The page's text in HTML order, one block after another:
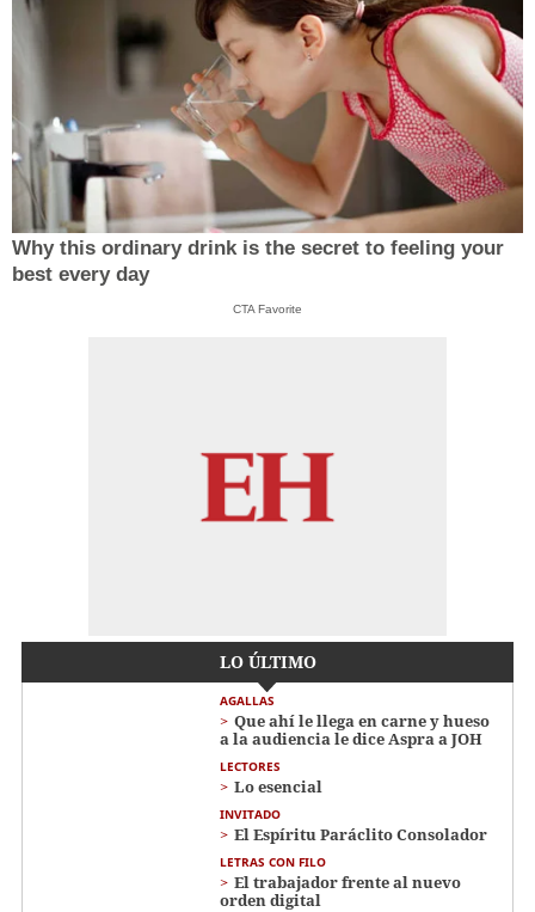
Why this ordinary drink is the secret to feeling your
best every day
CTA Favorite
LO ÚLTIMO
AGALLAS
Que ahí le llega en carne y hueso
a la audiencia le dice Aspra a JOH
LECTORES
Lo esencial
INVITADO
El Espíritu Paráclito Consolador
LETRAS CON FILO
El trabajador frente al nuevo
orden digital